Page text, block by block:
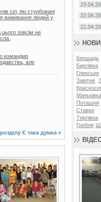
сіл, які стурбовані
виживання людей у
зовсім не
командир
але
розділу Є така думка »
5 фото
23.04.20
22.04.20
21.04.20
Бершадь
Бирлівка
Глинське
Завітне
Маньківка
Поташня
Ставки
Тирлівка
Гребля